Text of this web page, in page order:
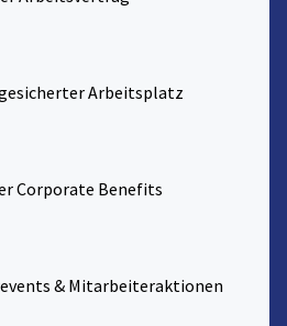
Arbeitsplatz
Corporate Benefits
& Mitarbeiteraktionen